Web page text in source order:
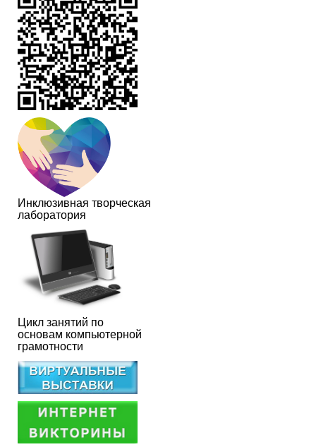
Инклюзивная творческая
лаборатория
Цикл занятий по
основам компьютерной
грамотности